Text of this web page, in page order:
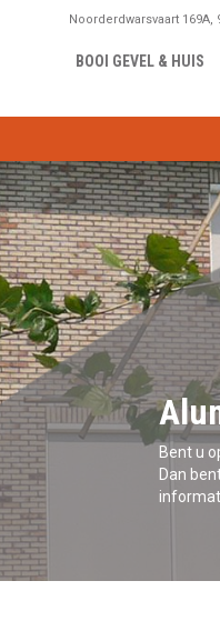
Noorderdwarsvaart 169A,
BOOI GEVEL & HUIS
Bent u
Dan